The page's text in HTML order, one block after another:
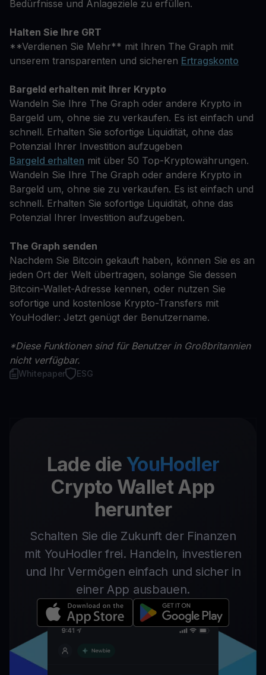
Bedürfnisse und Anlageziele zu erfüllen.
Halten Sie Ihre GRT
**Verdienen Sie Mehr** mit Ihren The Graph mit
unserem transparenten und sicheren Ertragskonto
Bargeld erhalten mit Ihrer Krypto
Wandeln Sie Ihre The Graph oder andere Krypto in
Bargeld um, ohne sie zu verkaufen. Es ist einfach und
schnell. Erhalten Sie sofortige Liquidität, ohne das
Potenzial Ihrer Investition aufzugeben
Bargeld erhalten mit über 50 Top-Kryptowährungen.
Wandeln Sie Ihre The Graph oder andere Krypto in
Bargeld um, ohne sie zu verkaufen. Es ist einfach und
schnell. Erhalten Sie sofortige Liquidität, ohne das
Potenzial Ihrer Investition aufzugeben.
The Graph senden
Nachdem Sie Bitcoin gekauft haben, können Sie es an
jeden Ort der Welt übertragen, solange Sie dessen
Bitcoin-Wallet-Adresse kennen, oder nutzen Sie
sofortige und kostenlose Krypto-Transfers mit
YouHodler: Jetzt genügt der Benutzername.
*Diese Funktionen sind für Benutzer in Großbritannien
nicht verfügbar.
Whitepaper ESG
Lade die YouHodler
Crypto Wallet App
herunter
Schalten Sie die Zukunft der Finanzen
mit YouHodler frei. Handeln, investieren
und Ihr Vermögen einfach und sicher in
einer App ausbauen.